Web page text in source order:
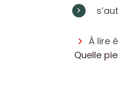
À lire
Quelle